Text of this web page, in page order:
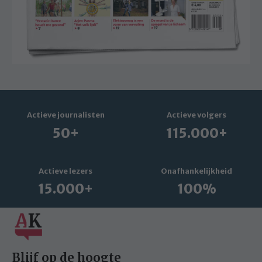
Actieve journalisten
50+
Actieve volgers
115.000+
Actieve lezers
15.000+
Onafhankelijkheid
100%
Blijf op de hoogte